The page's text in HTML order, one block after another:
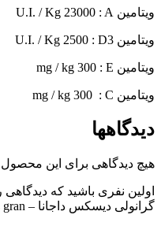
ویتامین
ویتامین
ویتامین
ویتامین
دیدگاهها
هیچ دیدگاهی برای این
اولین نفری باشید که
گرانولی دیسکس داجانا – DAJANA Discus gran”